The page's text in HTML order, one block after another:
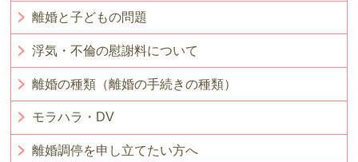
離婚と子どもの問題
浮気・不倫の慰謝料について
離婚の種類（離婚の手続きの種類）
モラハラ・DV
離婚調停を申し立てたい方へ